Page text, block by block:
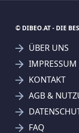
AKTUELLEN
© DIBEO.AT - DIE
ÜBER UNS
IMPRESSUM
KONTAKT
AGB &
FAQ